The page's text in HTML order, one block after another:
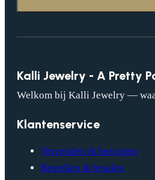
Kalli Jewelry - A Pretty
Welkom bij Kalli Jewelry —
Klantenservice
Verzenden & bezorgen
Bestellen & betalen